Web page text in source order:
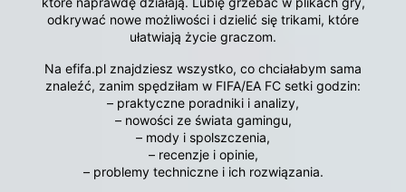
odkrywać nowe możliwości i dzielić się trikami, które
ułatwiają życie graczom.
Na efifa.pl znajdziesz wszystko, co chciałabym sama
znaleźć, zanim spędziłam w FIFA/EA FC setki godzin:
– praktyczne poradniki i analizy,
– nowości ze świata gamingu,
– mody i spolszczenia,
– recenzje i opinie,
– problemy techniczne i ich rozwiązania.